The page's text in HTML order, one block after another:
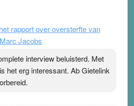
rapport over oversterfte van
Jacobs
interview beluisterd. Met
het erg interessant. Ab Gietelink